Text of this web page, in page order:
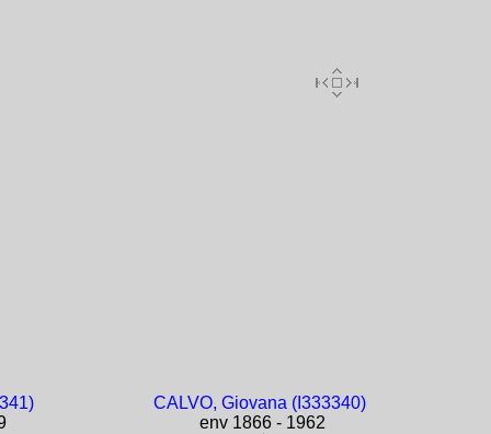
CALVO, Giovana (I333340)
env 1866 - 1962